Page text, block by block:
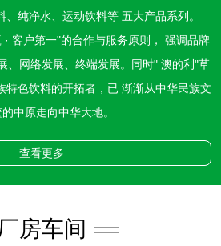
纯净水、运动饮料等 五大产品系列。
客户第一"的合作与服务原则， 强调品牌
、网络发展、终端发展。同时" 澳的利"草
特色饮料的开拓者，已 渐渐从中华民族文
中原走向中华大地。
查看更多
房车间